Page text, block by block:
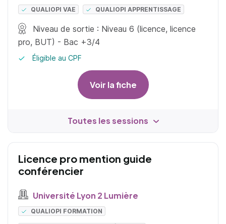
QUALIOPI VAE QUALIOPI APPRENTISSAGE
Niveau de sortie : Niveau 6 (licence, licence
pro, BUT) - Bac +3/4
Éligible au CPF
Voir la fiche
Toutes les sessions
Licence pro mention guide
conférencier
Université Lyon 2 Lumière
QUALIOPI FORMATION